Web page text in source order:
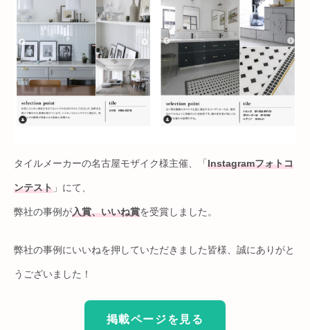
タイルメーカーの名古屋モザイク様主催、「Instagramフォトコ
ンテスト 」にて、
弊社の事例が入賞、いいね賞を受賞しました。
弊社の事例にいいねを押していただきました皆様、誠にありがと
うございました！
掲載ページを見る